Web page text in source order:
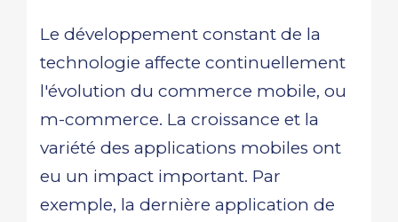
Le développement constant de la
technologie affecte continuellement
l'évolution du commerce mobile, ou
m-commerce. La croissance et la
variété des applications mobiles ont
eu un impact important. Par
exemple, la dernière application de